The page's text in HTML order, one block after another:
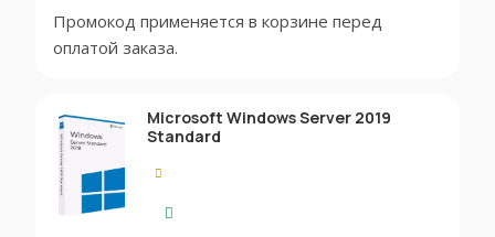
Промокод применяется в корзине перед
оплатой заказа.
Microsoft Windows Server 2019
Standard